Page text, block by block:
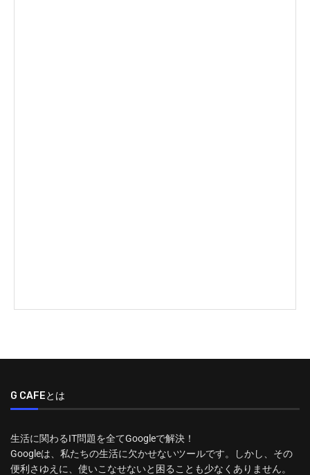
G CAFEとは
生活に関わるIT問題を全てGoogleで解決！
Googleは、私たちの生活に欠かせないツールです。しかし、その
便利さゆえに、使いこなせないと困ることも少なくありません。